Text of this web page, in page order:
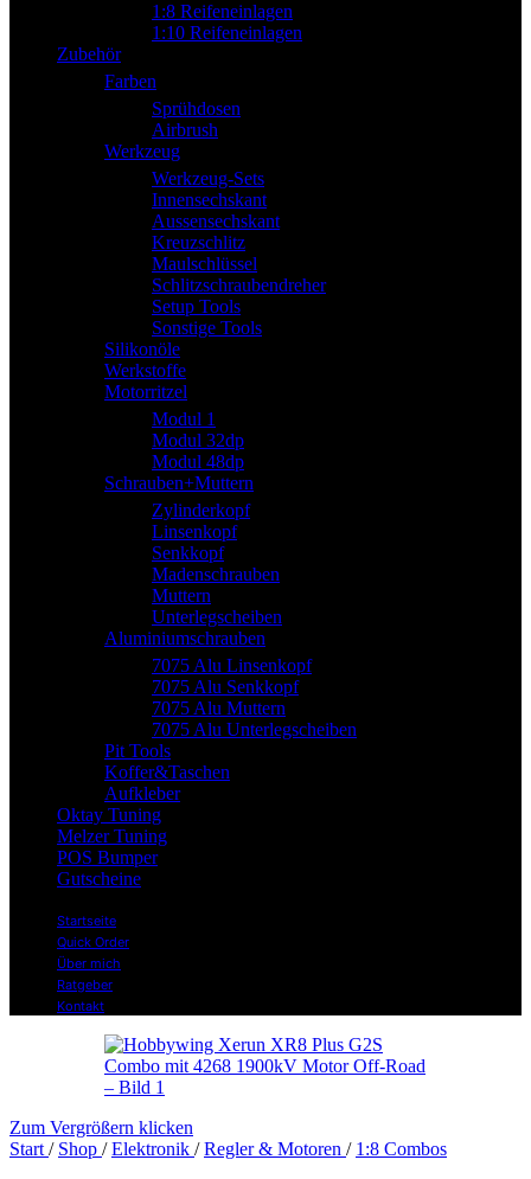
1:8 Reifeneinlagen
1:10 Reifeneinlagen
Zubehör
Farben
Sprühdosen
Airbrush
Werkzeug
Werkzeug-Sets
Innensechskant
Aussensechskant
Kreuzschlitz
Maulschlüssel
Schlitzschraubendreher
Setup Tools
Sonstige Tools
Silikonöle
Werkstoffe
Motorritzel
Modul 1
Modul 32dp
Modul 48dp
Schrauben+Muttern
Zylinderkopf
Linsenkopf
Senkkopf
Madenschrauben
Muttern
Unterlegscheiben
Aluminiumschrauben
7075 Alu Linsenkopf
7075 Alu Senkkopf
7075 Alu Muttern
7075 Alu Unterlegscheiben
Pit Tools
Koffer&Taschen
Aufkleber
Oktay Tuning
Melzer Tuning
POS Bumper
Gutscheine
Startseite
Quick Order
Über mich
Ratgeber
Kontakt
Zum Vergrößern klicken
Start / Shop / Elektronik / Regler & Motoren / 1:8 Combos